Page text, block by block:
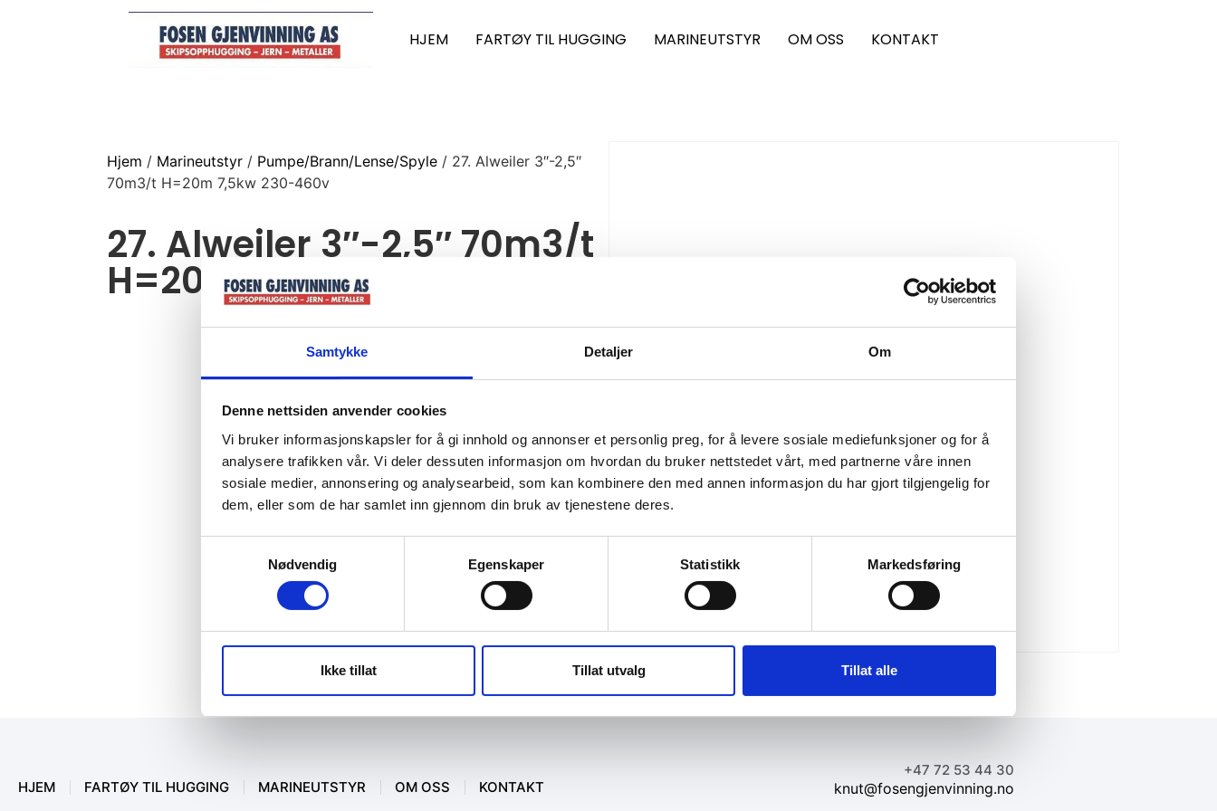
Samtykke Detaljer Om
Denne nettsiden anvender cookies
Vi bruker informasjonskapsler for å gi innhold og annonser et personlig preg, for å levere sosiale mediefunksjoner og for å
analysere trafikken vår. Vi deler dessuten informasjon om hvordan du bruker nettstedet vårt, med partnerne våre innen
sosiale medier, annonsering og analysearbeid, som kan kombinere den med annen informasjon du har gjort tilgjengelig for
dem, eller som de har samlet inn gjennom din bruk av tjenestene deres.
Nødvendig
Egenskaper Statistikk Markedsføring
Ikke tillat Tillat utvalg Tillat alle
HJEM FARTØY TIL HUGGING MARINEUTSTYR OM OSS KONTAKT
Hjem / Marineutstyr/ Pumpe/Brann/Lense/Spyle/ 27. Alweiler 3″-2,5″
70m3/t H=20m 7,5kw 230-460v
27. Alweiler 3″-2,5″ 70m3/t
H=20m 7,5kw 230-460v
HJEM FARTØY TIL HUGGING MARINEUTSTYR OM OSS KONTAKT
+47 72 53 44 30
knut@fosengjenvinning.no